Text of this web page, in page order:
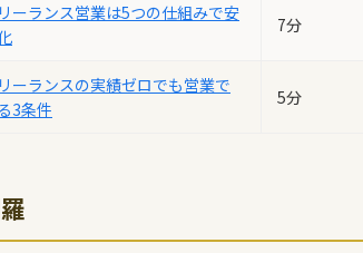
ーランス営業は5つの仕組みで安
7分
ーランスの実績ゼロでも営業で
3条件
5分